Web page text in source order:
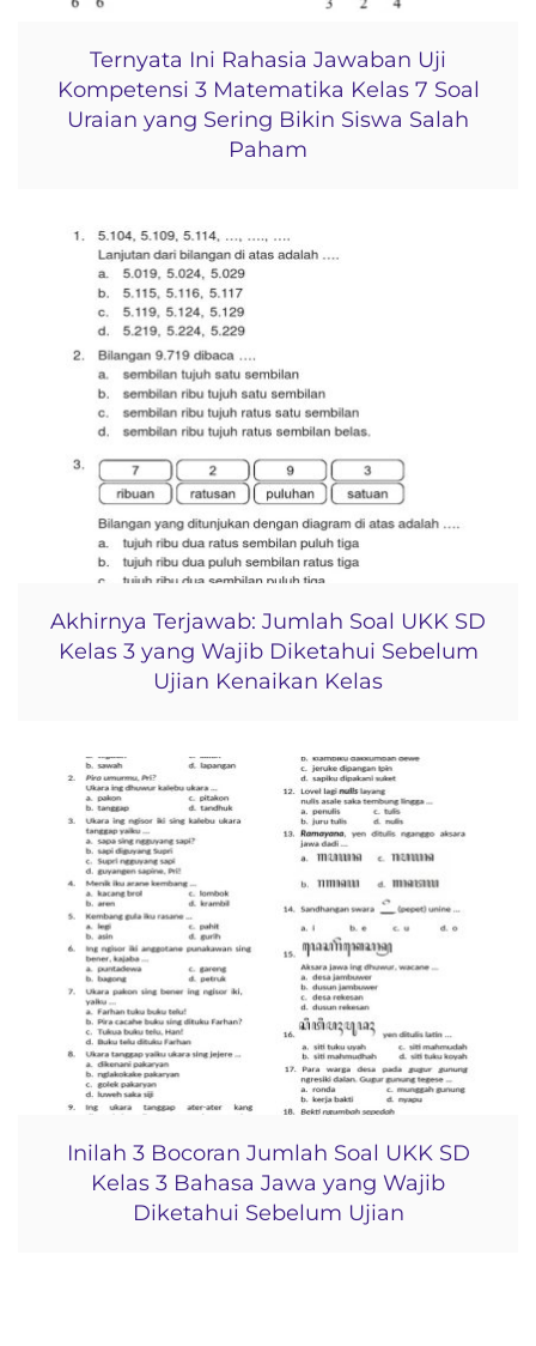
Ternyata Ini Rahasia Jawaban Uji
Kompetensi 3 Matematika Kelas 7 Soal
Uraian yang Sering Bikin Siswa Salah
Paham
Akhirnya Terjawab: Jumlah Soal UKK SD
Kelas 3 yang Wajib Diketahui Sebelum
Ujian Kenaikan Kelas
Inilah 3 Bocoran Jumlah Soal UKK SD
Kelas 3 Bahasa Jawa yang Wajib
Diketahui Sebelum Ujian